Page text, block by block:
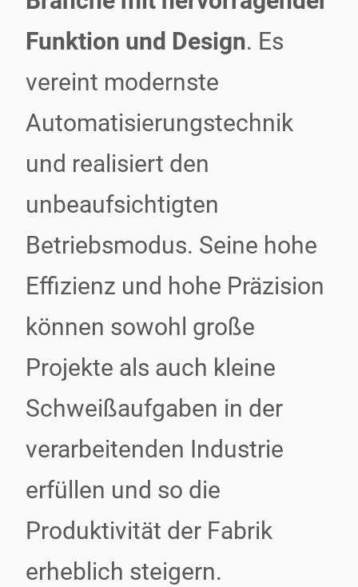
Funktion und Design. Es
vereint modernste
Automatisierungstechnik
und realisiert den
unbeaufsichtigten
Betriebsmodus. Seine hohe
Effizienz und hohe Präzision
können sowohl große
Projekte als auch kleine
Schweißaufgaben in der
verarbeitenden Industrie
erfüllen und so die
Produktivität der Fabrik
erheblich steigern.